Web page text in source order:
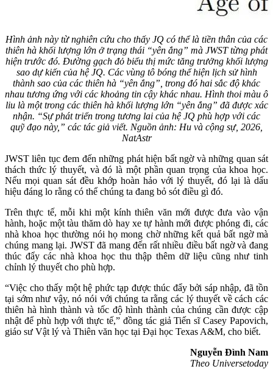
Hình ảnh này từ nghiên cứu cho thấy JQ có thể là tiền thân của các
thiên hà khối lượng lớn ở trạng thái “yên ắng” mà JWST từng phát
hiện trước đó. Đường gạch đỏ biểu thị mức tăng trưởng khối lượng
sao dự kiến của hệ JQ. Các vùng tô bóng thể hiện lịch sử hình
thành sao của các thiên hà “yên ắng”, trong đó hai sắc độ khác
nhau tương ứng với các khoảng tin cậy khác nhau. Hình thoi màu ô
liu là một trong các thiên hà khối lượng lớn “yên ắng” đã được xác
nhận. “Sự phát triển trong tương lai của hệ JQ phù hợp với các
quỹ đạo này,” các tác giả viết. Nguồn ảnh: Hu và cộng sự, 2026,
NatAstr
JWST liên tục đem đến những phát hiện bất ngờ và những quan sát
thách thức lý thuyết, và đó là một phần quan trọng của khoa học.
Nếu mọi quan sát đều khớp hoàn hảo với lý thuyết, đó lại là dấu
hiệu đáng lo rằng có thể chúng ta đang bỏ sót điều gì đó.
Trên thực tế, mỗi khi một kính thiên văn mới được đưa vào vận
hành, hoặc một tàu thăm dò hay xe tự hành mới được phóng đi, các
nhà khoa học thường nói họ mong chờ những kết quả bất ngờ mà
chúng mang lại. JWST đã mang đến rất nhiều điều bất ngờ và đang
thúc đẩy các nhà khoa học thu thập thêm dữ liệu cũng như tinh
chỉnh lý thuyết cho phù hợp.
“Việc cho thấy một hệ phức tạp được thúc đẩy bởi sáp nhập, đã tồn
tại sớm như vậy, nó nói với chúng ta rằng các lý thuyết về cách các
thiên hà hình thành và tốc độ hình thành của chúng cần được cập
nhật để phù hợp với thực tế,” đồng tác giả Tiến sĩ Casey Papovich,
giáo sư Vật lý và Thiên văn học tại Đại học Texas A&M, cho biết.
Nguyễn Đình Nam
Theo Universetoday